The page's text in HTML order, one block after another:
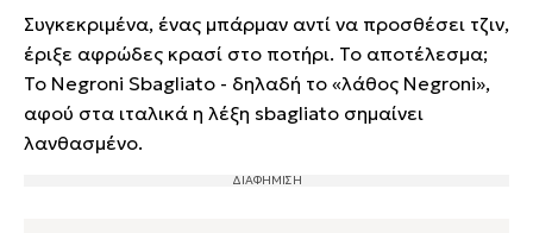
Συγκεκριμένα, ένας μπάρμαν αντί να προσθέσει τζιν,
έριξε αφρώδες κρασί στο ποτήρι. Το αποτέλεσμα;
Το Negroni Sbagliato - δηλαδή το «λάθος Negroni»,
αφού στα ιταλικά η λέξη sbagliato σημαίνει
λανθασμένο.